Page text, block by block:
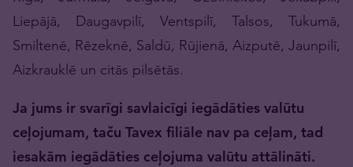
Liepājā, Daugavpilī, Ventspilī, Talsos, Tukumā,
Smiltenē, Rēzeknē, Saldū, Rūjienā, Aizputē, Jaunpilī,
Aizkrauklē un citās pilsētās.
Ja jums ir svarīgi savlaicīgi iegādāties valūtu
ceļojumam, taču Tavex filiāle nav pa ceļam, tad
iesakām iegādāties ceļojuma valūtu attālināti.